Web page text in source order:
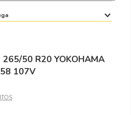
50 R20 YOKOHAMA
107V
Términos más buscados
2
3.225